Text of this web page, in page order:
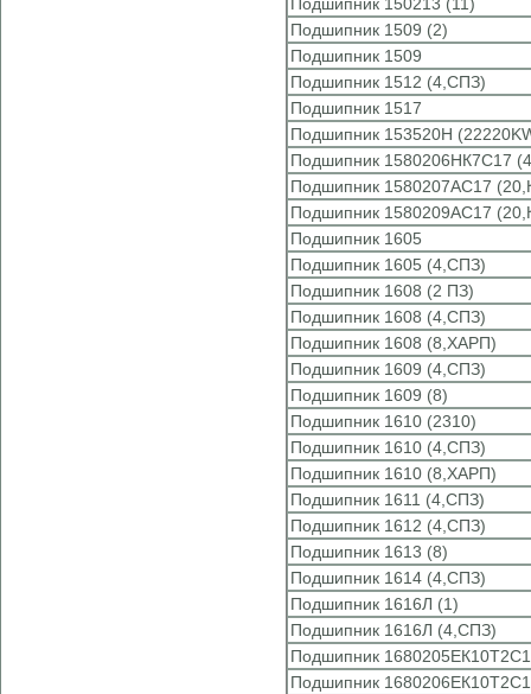
Подшипник 1509 (2)
Подшипник 1509
Подшипник 1512 (4,СПЗ)
Подшипник 1517
Подшипник 153520Н
Подшипник 1580206НК7С17
Подшипник 1580207АС17
Подшипник 1580209АС17
Подшипник 1605
Подшипник 1605 (4,СПЗ)
Подшипник 1608 (2 ПЗ)
Подшипник 1608 (4,СПЗ)
Подшипник 1608 (8,ХАРП)
Подшипник 1609 (4,СПЗ)
Подшипник 1609 (8)
Подшипник 1610 (2310)
Подшипник 1610 (4,СПЗ)
Подшипник 1610 (8,ХАРП)
Подшипник 1611 (4,СПЗ)
Подшипник 1612 (4,СПЗ)
Подшипник 1613 (8)
Подшипник 1614 (4,СПЗ)
Подшипник 1616Л (1)
Подшипник 1616Л (4,СПЗ)
Подшипник
Подшипник